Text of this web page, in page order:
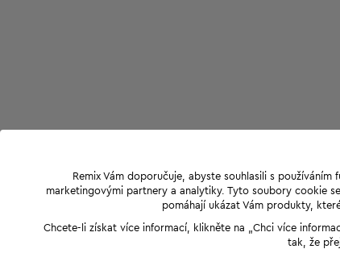
Remix Vám doporučuje, abyste souhlasili s
marketingovými partnery a analytiky. Tyto soubory cookie
pomáhají ukázat Vám produkty,
Chcete-li získat více informací, klikněte na „Chci více
tak, že